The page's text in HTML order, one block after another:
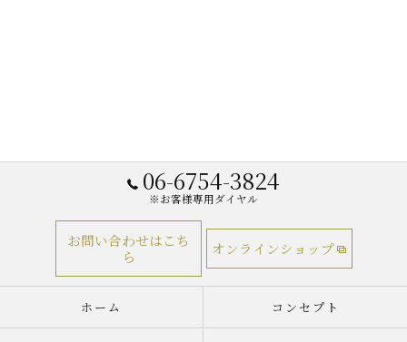
06-6754-3824
※お客様専用ダイヤル
お問い合わせはこち
ら
オンラインショップ
ホーム コンセプト